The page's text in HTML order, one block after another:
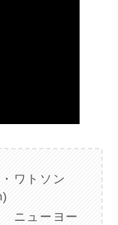
ワトソン
ニューヨー